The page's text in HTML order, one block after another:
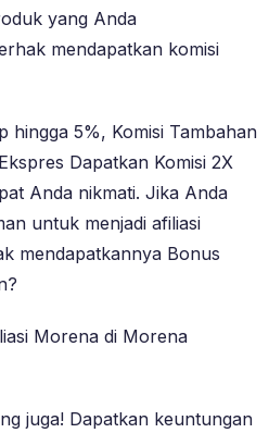
yang Anda
mendapatkan komisi
hingga 5%, Komisi Tambahan
Dapatkan Komisi 2X
Anda nikmati. Jika Anda
untuk menjadi afiliasi
mendapatkannya Bonus
Morena di Morena
juga! Dapatkan keuntungan